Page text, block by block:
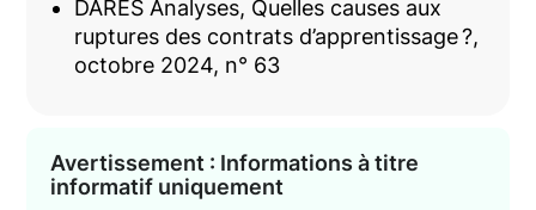
DARES Analyses, Quelles causes aux
ruptures des contrats d’apprentissage ?,
octobre 2024, n° 63
Avertissement : Informations à titre
informatif uniquement